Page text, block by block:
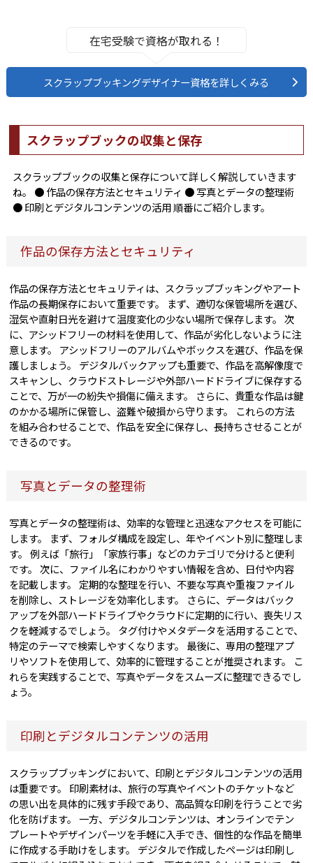
在宅受験で資格が取れる！
スクラップブッキングデザイナー資格を詳しくみる
スクラップブックの収集と保存
スクラップブックの収集と保存について詳しく解説していきます
ね。 ● 作品の保存方法とセキュリティ ● 写真とデータの整理術
● 印刷とデジタルコンテンツの活用 順番にご紹介します。
作品の保存方法とセキュリティ
作品の保存方法とセキュリティは、スクラップブッキングやアート
作品の長期保存において重要です。 まず、適切な保管場所を選び、
湿気や直射日光を避けて温度変化の少ない場所で保存します。 次
に、アシッドフリーの材料を使用して、作品が劣化しないように注
意します。 アシッドフリーのアルバムやボックスを選び、作品を保
護しましょう。 デジタルバックアップも重要で、作品を高解像度で
スキャンし、クラウドストレージや外部ハードドライブに保存する
ことで、万が一の紛失や損傷に備えます。 さらに、貴重な作品は鍵
のかかる場所に保管し、盗難や破損から守ります。 これらの方法
を組み合わせることで、作品を安全に保存し、長持ちさせることが
できるのです。
写真とデータの整理術
写真とデータの整理術は、効率的な管理と迅速なアクセスを可能に
します。 まず、フォルダ構成を設定し、年やイベント別に整理しま
す。 例えば「旅行」「家族行事」などのカテゴリで分けると便利
です。 次に、ファイル名にわかりやすい情報を含め、日付や内容
を記載します。 定期的な整理を行い、不要な写真や重複ファイル
を削除し、ストレージを効率化します。 さらに、データはバック
アップを外部ハードドライブやクラウドに定期的に行い、喪失リス
クを軽減するでしょう。 タグ付けやメタデータを活用することで、
特定のテーマで検索しやすくなります。 最後に、専用の整理アプ
リやソフトを使用して、効率的に管理することが推奨されます。 こ
れらを実践することで、写真やデータをスムーズに整理できるでし
ょう。
印刷とデジタルコンテンツの活用
スクラップブッキングにおいて、印刷とデジタルコンテンツの活用
は重要です。 印刷素材は、旅行の写真やイベントのチケットなど
の思い出を具体的に残す手段であり、高品質な印刷を行うことで劣
化を防げます。 一方、デジタルコンテンツは、オンラインでテン
プレートやデザインパーツを手軽に入手でき、個性的な作品を簡単
に作成する手助けをします。 デジタルで作成したページは印刷し